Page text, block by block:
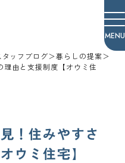
タッフブログ＞暮らしの提案＞
由と支援制度【オウミ住
！住みやすさ
ウミ住宅】